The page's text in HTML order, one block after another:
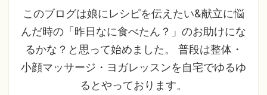
このブログは娘にレシピを伝えたい&献立に悩
んだ時の「昨日なに食べたん？」のお助けにな
るかな？と思って始めました。 普段は整体・
小顔マッサージ・ヨガレッスンを自宅でゆるゆ
るとやっております。